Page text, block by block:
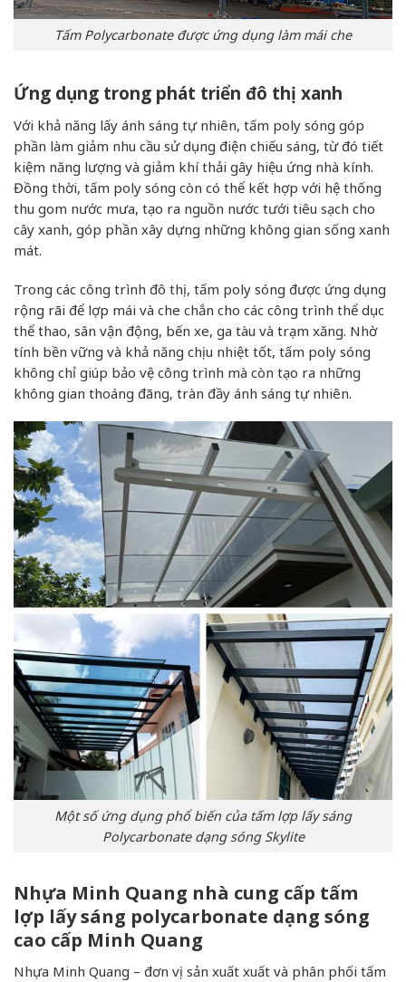
Tấm Polycarbonate được ứng dụng làm mái che
Ứng dụng trong phát triển đô thị xanh
Với khả năng lấy ánh sáng tự nhiên, tấm poly sóng góp
phần làm giảm nhu cầu sử dụng điện chiếu sáng, từ đó tiết
kiệm năng lượng và giảm khí thải gây hiệu ứng nhà kính.
Đồng thời, tấm poly sóng còn có thể kết hợp với hệ thống
thu gom nước mưa, tạo ra nguồn nước tưới tiêu sạch cho
cây xanh, góp phần xây dựng những không gian sống xanh
mát.
Trong các công trình đô thị, tấm poly sóng được ứng dụng
rộng rãi để lợp mái và che chắn cho các công trình thể dục
thể thao, sân vận động, bến xe, ga tàu và trạm xăng. Nhờ
tính bền vững và khả năng chịu nhiệt tốt, tấm poly sóng
không chỉ giúp bảo vệ công trình mà còn tạo ra những
không gian thoáng đãng, tràn đầy ánh sáng tự nhiên.
Một số ứng dụng phổ biến của tấm lợp lấy sáng
Polycarbonate dạng sóng Skylite
Nhựa Minh Quang nhà cung cấp tấm
lợp lấy sáng polycarbonate dạng sóng
cao cấp Minh Quang
Nhựa Minh Quang – đơn vị sản xuất xuất và phân phối tấm